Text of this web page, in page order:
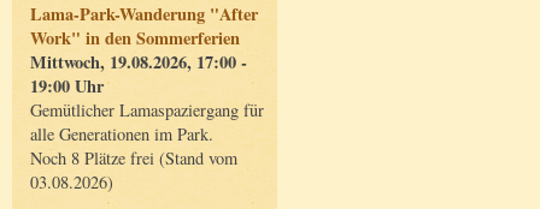
Lama-Park-Wanderung "After
Work" in den Sommerferien
Mittwoch, 19.08.2026, 17:00 -
19:00 Uhr
Gemütlicher Lamaspaziergang für
alle Generationen im Park.
Noch 8 Plätze frei (Stand vom
03.08.2026)